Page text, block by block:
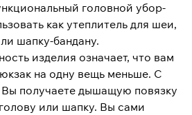
головной убор-
как утеплитель для шеи,
шапку-бандану.
изделия означает, что вам
на одну вещь меньше. С
Вы получаете дышащую повязку
или шапку. Вы сами